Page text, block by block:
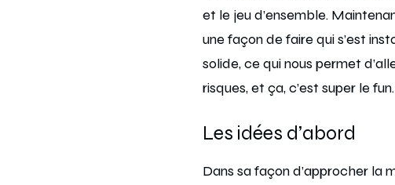
et le jeu d’ensemble.
une façon de faire qui s’est
solide, ce qui nous permet
risques, et ça, c’est super le
Les idées d’abord
Dans sa façon d’approcher la